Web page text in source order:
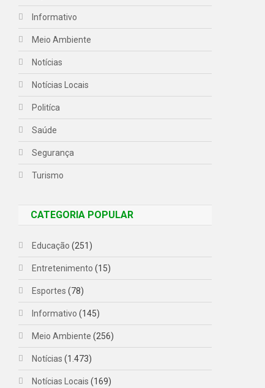
Informativo
Meio Ambiente
Notícias
Notícias Locais
Politíca
Saúde
Segurança
Turismo
CATEGORIA POPULAR
Educação (251)
Entretenimento (15)
Esportes (78)
Informativo (145)
Meio Ambiente (256)
Notícias (1.473)
Notícias Locais (169)